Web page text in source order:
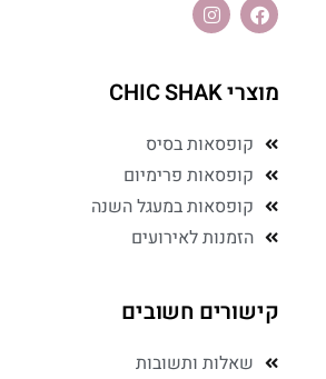
מוצרי CHIC SHAK
קופסאות בסיס
קופסאות פרימיום
קופסאות במעגל השנה
הזמנות לאירועים
קישורים חשובים
שאלות ותשובות